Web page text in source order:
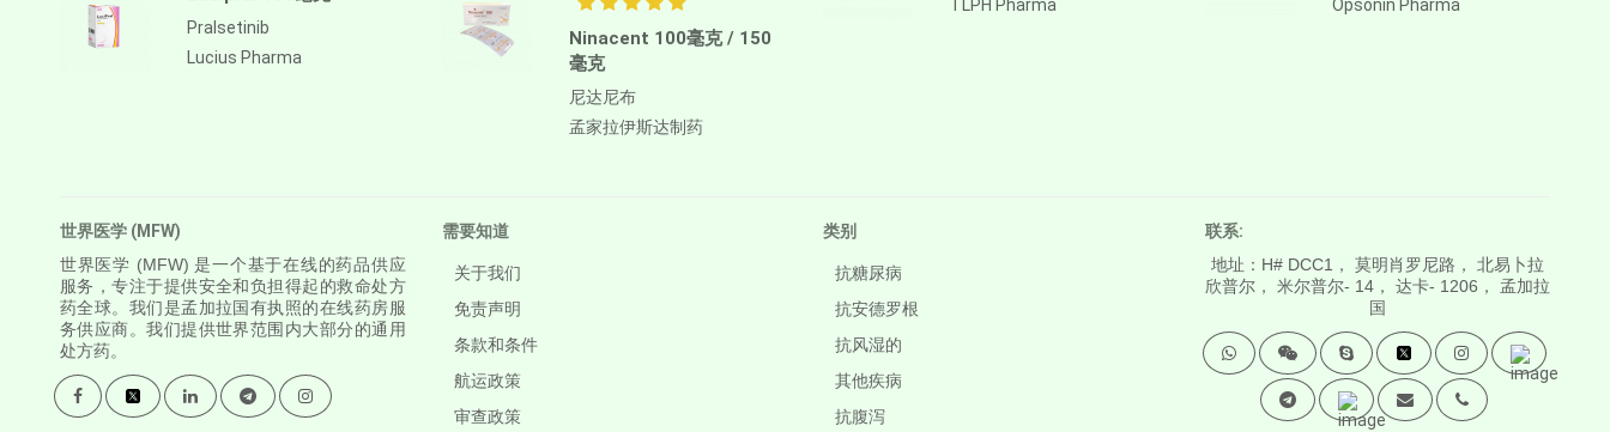
Pralsetinib
Lucius Pharma
Ninacent 100毫克 / 150
毫克
尼达尼布
孟家拉伊斯达制药
TLPH Pharma
Opsonin Pharma
世界医学 (MFW)
世界医学 (MFW) 是一个基于在线的药品供应
服务，专注于提供安全和负担得起的救命处方
药全球。我们是孟加拉国有执照的在线药房服
务供应商。我们提供世界范围内大部分的通用
处方药。
需要知道
关于我们
免责声明
条款和条件
航运政策
审查政策
类别
抗糖尿病
抗安德罗根
抗风湿的
其他疾病
抗腹泻
联系:
地址：H# DCC1， 莫明肖罗尼路， 北易卜拉
欣普尔， 米尔普尔- 14， 达卡- 1206， 孟加拉
国